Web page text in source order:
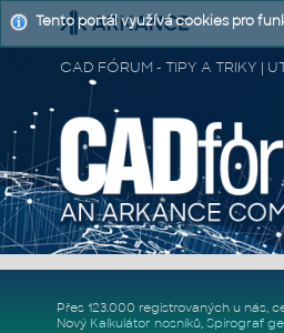
CAD FÓRUM - TIPY A TRIKY |
Přes 123.000 registrovaných u nás,
Nový Kalkulátor nosníků, Spirograf
Tento portál využívá cookies pro